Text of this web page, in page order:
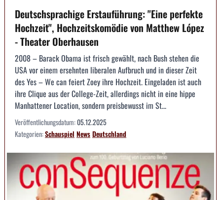
Deutschsprachige Erstauführung: "Eine perfekte
Hochzeit", Hochzeitskomödie von Matthew López
- Theater Oberhausen
2008 – Barack Obama ist frisch gewählt, nach Bush stehen die
USA vor einem ersehnten liberalen Aufbruch und in dieser Zeit
des Yes – We can feiert Zoey ihre Hochzeit. Eingeladen ist auch
ihre Clique aus der College-Zeit, allerdings nicht in eine hippe
Manhattener Location, sondern preisbewusst im St...
Veröffentlichungsdatum:05.12.2025
Kategorien:Schauspiel NewsDeutschland